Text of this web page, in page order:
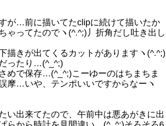
が…前に描いてたclipに続けて描いたか
ゃってたのでヽ(^.^;)丿折角だし吐き出し
きが出てくるカットがありますヽ(^.^;)
ったり…(^_^;)
めで保存…(^_^;)こーゆーのはちまちま
摩…いや、テンポいいですからなーヽ
出来てたので、午前中は悪あがきに出